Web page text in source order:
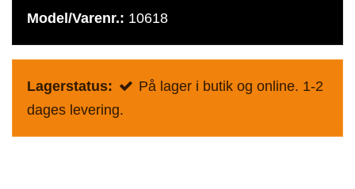
Model/Varenr.: 10618
Lagerstatus:
På lager i butik og online. 1-2
dages levering.